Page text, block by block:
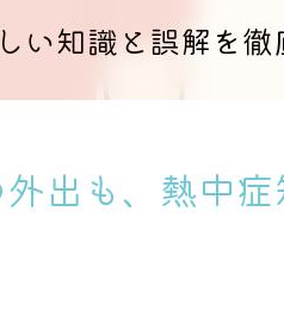
い知識と誤解を徹
出も、熱中症